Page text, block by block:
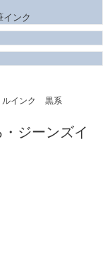
インク
インク 黒系
・ジーンズイ